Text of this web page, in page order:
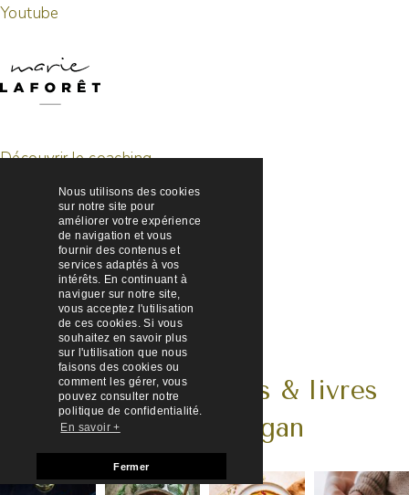
Nous utilisons des cookies
sur notre site pour
améliorer votre expérience
de navigation et vous
fournir des contenus et
services adaptés à vos
intérêts. En continuant à
naviguer sur notre site,
vous acceptez l'utilisation
de ces cookies. Si vous
souhaitez en savoir plus
sur l'utilisation que nous
faisons des cookies ou
comment les gérer, vous
pouvez consulter notre
politique de confidentialité.
En savoir +
Fermer
Youtube
Découvrir le coaching
Parcourir les formations
S’abonner à la Newsletter
Mes photos, recettes & livres
sur @marielaforetvegan